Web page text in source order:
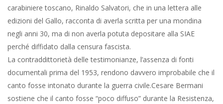
carabiniere toscano, Rinaldo Salvatori, che in una lettera alle
edizioni del Gallo, racconta di averla scritta per una mondina
negli anni 30, ma di non averla potuta depositare alla SIAE
perché diffidato dalla censura fascista.
La contraddittorietà delle testimonianze, l’assenza di fonti
documentali prima del 1953, rendono davvero improbabile che il
canto fosse intonato durante la guerra civile.Cesare Bermani
sostiene che il canto fosse “poco diffuso” durante la Resistenza,